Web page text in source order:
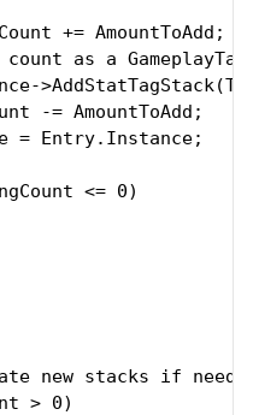
+= AmountToAdd;
as a
-= AmountToAdd;
= Entry.Instance;
<= 0)
new stacks if
> 0)